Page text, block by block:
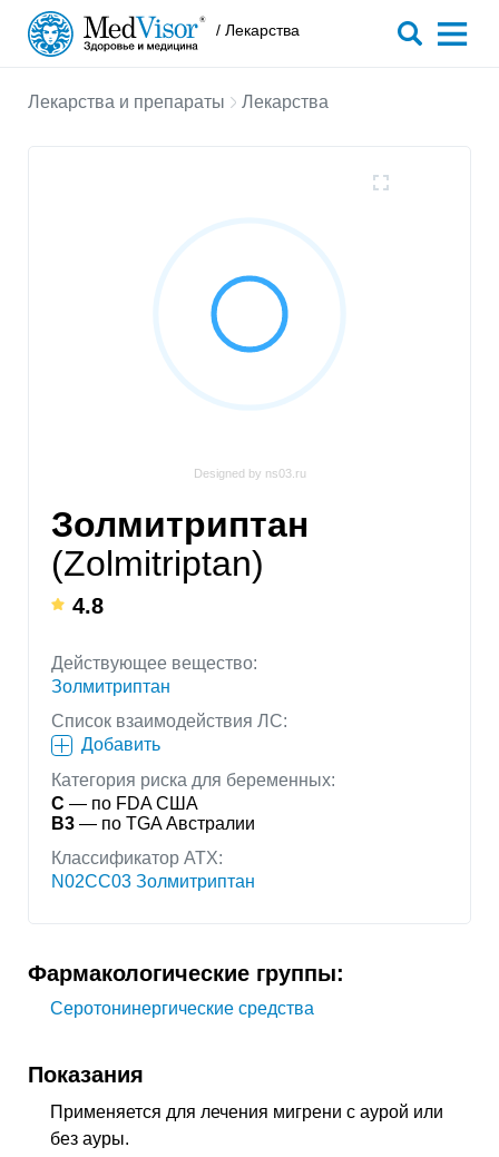
/ Лекарства
Лекарства и препараты Лекарства
Designed by ns03.ru
Золмитриптан
(Zolmitriptan)
4.8
Действующее вещество:
Золмитриптан
Список взаимодействия ЛС:
Добавить
Категория риска для беременных:
C — по FDA США
B3 — по TGA Австралии
Классификатор АТХ:
N02CC03 Золмитриптан
Фармакологические группы:
Серотонинергические средства
Показания
Применяется для лечения мигрени с аурой или
без ауры.